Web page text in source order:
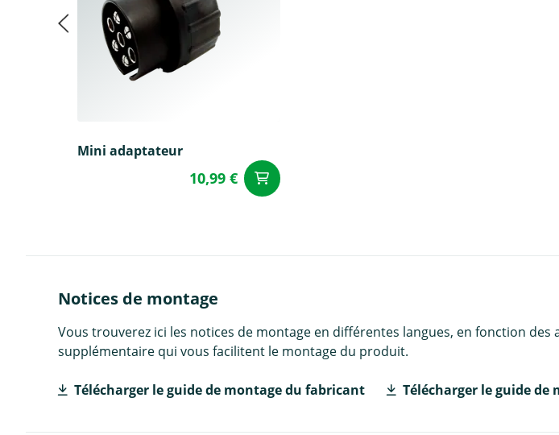
Mini adaptateur
10,99 €
Notices de montage
Vous trouverez ici les notices de montage en différentes langues, en fonction
supplémentaire qui vous facilitent le montage du produit.
Télécharger le guide de montage du fabricant Télécharger le guide